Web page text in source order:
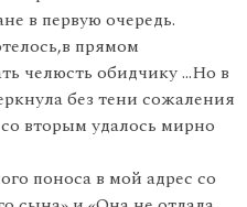
в первую очередь.
прямом
челюсть обидчику …Но в
без тени сожаления
вторым удалось мирно
поноса в мой адрес со